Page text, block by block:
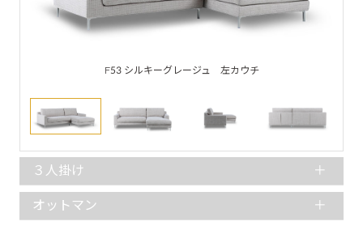
F53 シルキーグレージュ 左カウチ
３人掛け
オットマン